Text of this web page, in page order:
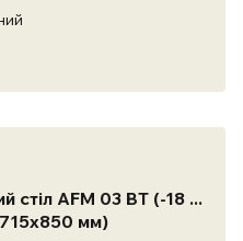
стіл AFM 03 BT (-18 ...
мм)